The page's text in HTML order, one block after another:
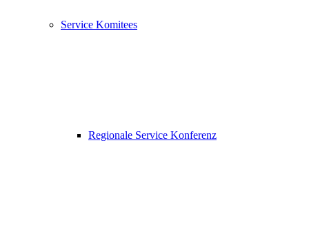
Service Komitees
Regionale Service Konferenz